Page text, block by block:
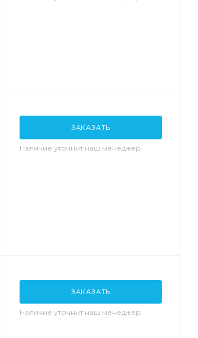
ЗАКАЗАТЬ
Наличие уточнит наш менеджер
ЗАКАЗАТЬ
Наличие уточнит наш менеджер